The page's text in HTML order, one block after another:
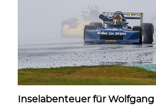
Inselabenteuer für